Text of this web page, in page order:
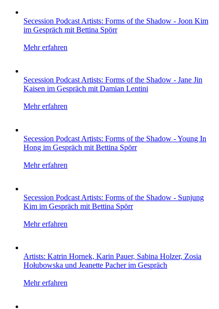
Secession Podcast Artists: Forms of the Shadow - Joon Kim
im Gespräch mit Bettina Spörr
Mehr erfahren
Secession Podcast Artists: Forms of the Shadow - Jane Jin
Kaisen im Gespräch mit Damian Lentini
Mehr erfahren
Secession Podcast Artists: Forms of the Shadow - Young In
Hong im Gespräch mit Bettina Spörr
Mehr erfahren
Secession Podcast Artists: Forms of the Shadow - Sunjung
Kim im Gespräch mit Bettina Spörr
Mehr erfahren
Artists: Katrin Hornek, Karin Pauer, Sabina Holzer, Zosia
Hołubowska und Jeanette Pacher im Gespräch
Mehr erfahren